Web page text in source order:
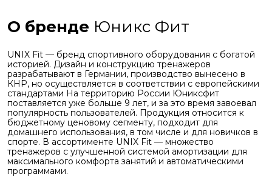
О бренде Юникс Фит
UNIX Fit — бренд спортивного оборудования с богатой
историей. Дизайн и конструкцию тренажеров
разрабатывают в Германии, производство вынесено в
КНР, но осуществляется в соответствии с европейскими
стандартами На территорию России Юниксфит
поставляется уже больше 9 лет, и за это время завоевал
популярность пользователей. Продукция относится к
бюджетному ценовому сегменту, подходит для
домашнего использования, в том числе и для новичков в
спорте. В ассортименте UNIX Fit — множество
тренажеров с улучшенной системой амортизации для
максимального комфорта занятий и автоматическими
программами.